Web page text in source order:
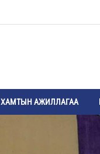
ХАМТЫН АЖИЛЛАГАА